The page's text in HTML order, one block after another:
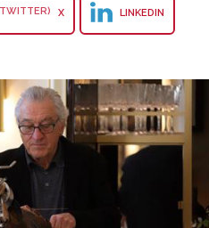
X LINKEDIN